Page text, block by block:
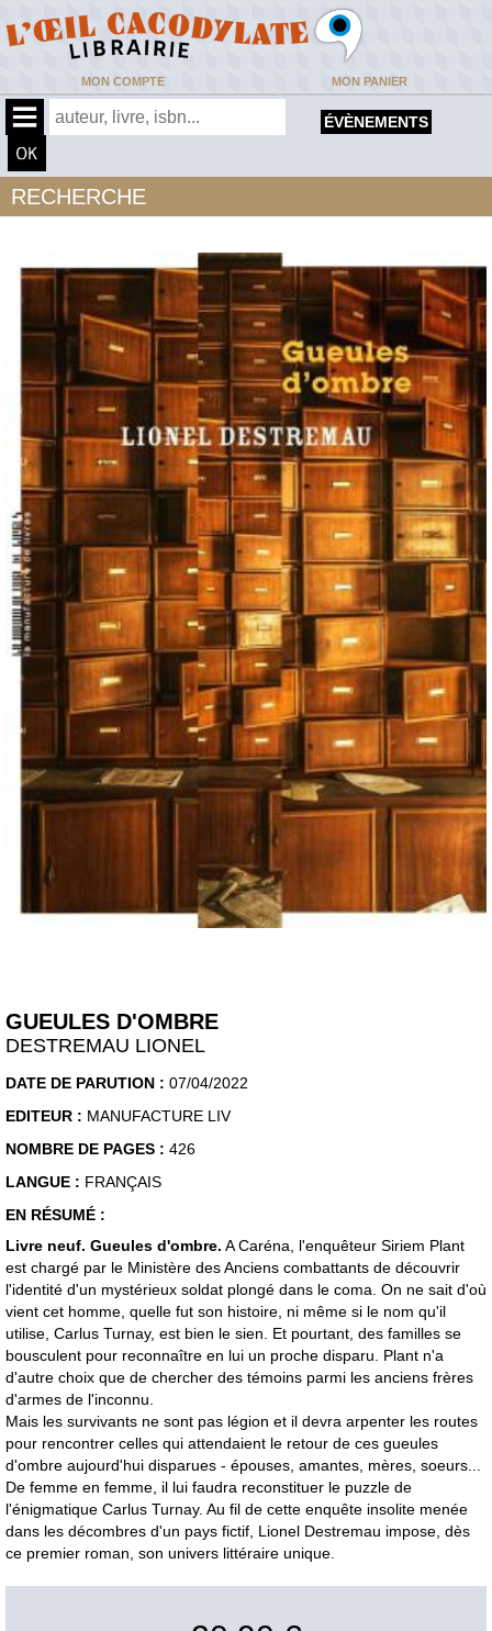
MON COMPTE MON PANIER
ÉVÈNEMENTS
RECHERCHE
GUEULES D'OMBRE
DESTREMAU LIONEL
DATE DE PARUTION : 07/04/2022
EDITEUR : MANUFACTURE LIV
NOMBRE DE PAGES : 426
LANGUE : FRANÇAIS
EN RÉSUMÉ :
Livre neuf. Gueules d'ombre. A Caréna, l'enquêteur Siriem Plant
est chargé par le Ministère des Anciens combattants de découvrir
l'identité d'un mystérieux soldat plongé dans le coma. On ne sait d'où
vient cet homme, quelle fut son histoire, ni même si le nom qu'il
utilise, Carlus Turnay, est bien le sien. Et pourtant, des familles se
bousculent pour reconnaître en lui un proche disparu. Plant n'a
d'autre choix que de chercher des témoins parmi les anciens frères
d'armes de l'inconnu.
Mais les survivants ne sont pas légion et il devra arpenter les routes
pour rencontrer celles qui attendaient le retour de ces gueules
d'ombre aujourd'hui disparues - épouses, amantes, mères, soeurs...
De femme en femme, il lui faudra reconstituer le puzzle de
l'énigmatique Carlus Turnay. Au fil de cette enquête insolite menée
dans les décombres d'un pays fictif, Lionel Destremau impose, dès
ce premier roman, son univers littéraire unique.